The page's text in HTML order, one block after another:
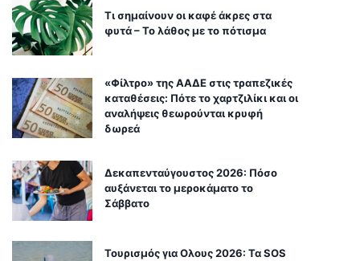
Τι σημαίνουν οι καφέ άκρες στα
φυτά – Το λάθος με το πότισμα
«Φίλτρο» της ΑΑΔΕ στις τραπεζικές
καταθέσεις: Πότε το χαρτζιλίκι και οι
αναλήψεις θεωρούνται κρυφή
δωρεά
Δεκαπενταύγουστος 2026: Πόσο
αυξάνεται το μεροκάματο το
Σάββατο
Τουρισμός για Ολους 2026: Τα SOS